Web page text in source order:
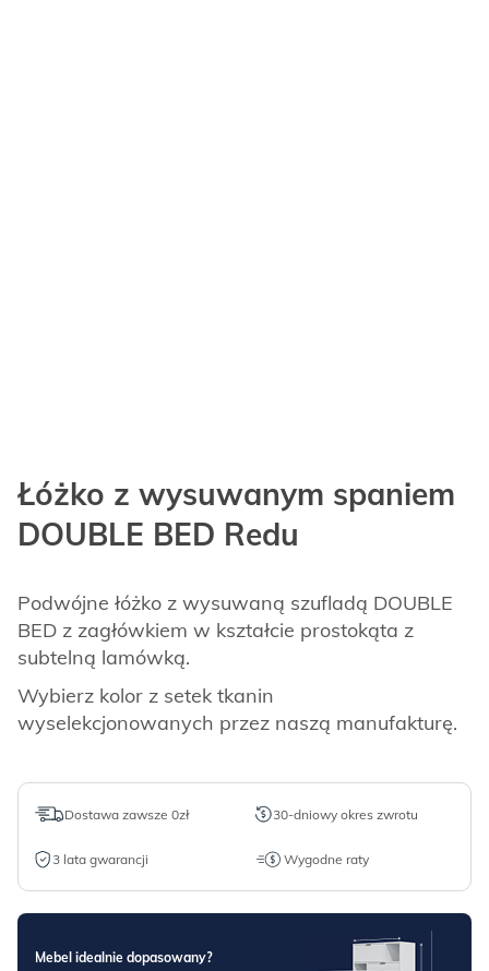
Łóżko z wysuwanym spaniem
DOUBLE BED Redu
Podwójne łóżko z wysuwaną szufladą DOUBLE
BED z zagłówkiem w kształcie prostokąta z
subtelną lamówką.
Wybierz kolor z setek tkanin
wyselekcjonowanych przez naszą manufakturę.
Dostawa zawsze 0zł 30-dniowy okres zwrotu
3 lata gwarancji Wygodne raty
Mebel idealnie dopasowany?